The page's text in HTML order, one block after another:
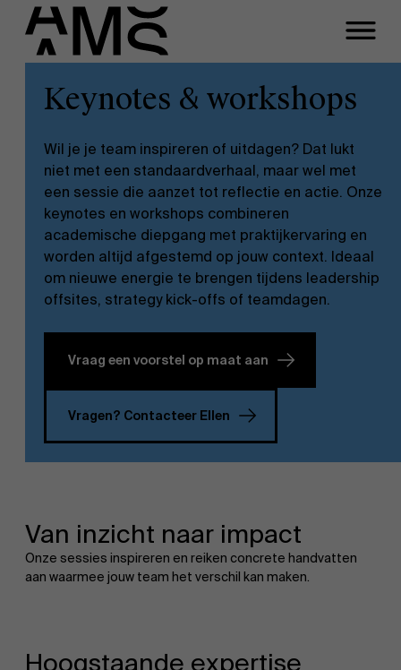
Programma's
Full-time programma's
Part-time programma's
Programma's op maat
Faculty
EN
Keynotes & workshops
Wil je je team inspireren of uitdagen? Dat lukt
niet met een standaardverhaal, maar wel met
een sessie die aanzet tot reflectie en actie. Onze
keynotes en workshops combineren
academische diepgang met praktijkervaring en
worden altijd afgestemd op jouw context. Ideaal
om nieuwe energie te brengen tijdens leadership
offsites, strategy kick-offs of teamdagen.
Vraag een voorstel op maat aan
Vragen? Contacteer Ellen
Van inzicht naar impact
Onze sessies inspireren en reiken concrete handvatten
aan waarmee jouw team het verschil kan maken.
Hoogstaande expertise
Ellen Neefs
Customer Engagement Manager
Email
ellen.neefs@ams.ac.be
Tel
+3232652007
Sluiten
Meer informatie?